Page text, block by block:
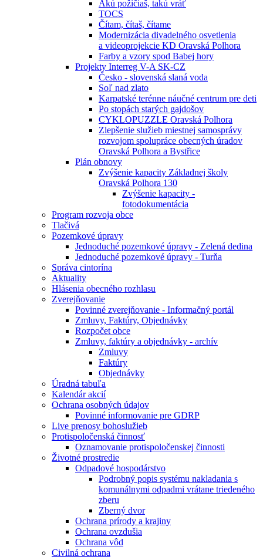
Akú požičiaš, takú vráť
TOCS
Čítam, čítaš, čítame
Modernizácia divadelného osvetlenia
a videoprojekcie KD Oravská Polhora
Farby a vzory spod Babej hory
Projekty Interreg V-A SK-CZ
Česko - slovenská slaná voda
Soľ nad zlato
Karpatské terénne náučné centrum pre deti
Po stopách starých gajdošov
CYKLOPUZZLE Oravská Polhora
Zlepšenie služieb miestnej samosprávy
rozvojom spolupráce obecných úradov
Oravská Polhora a Bystřice
Plán obnovy
Zvýšenie kapacity Základnej školy
Oravská Polhora 130
Zvýšenie kapacity -
fotodokumentácia
Program rozvoja obce
Tlačivá
Pozemkové úpravy
Jednoduché pozemkové úpravy - Zelená dedina
Jednoduché pozemkové úpravy - Turňa
Správa cintorína
Aktuality
Hlásenia obecného rozhlasu
Zverejňovanie
Povinné zverejňovanie - Informačný portál
Zmluvy, Faktúry, Objednávky
Rozpočet obce
Zmluvy, faktúry a objednávky - archív
Zmluvy
Faktúry
Objednávky
Úradná tabuľa
Kalendár akcií
Ochrana osobných údajov
Povinné informovanie pre GDRP
Live prenosy bohoslužieb
Protispoločenská činnosť
Oznamovanie protispoločenskej činnosti
Životné prostredie
Odpadové hospodárstvo
Podrobný popis systému nakladania s
komunálnymi odpadmi vrátane triedeného
zberu
Zberný dvor
Ochrana prírody a krajiny
Ochrana ovzdušia
Ochrana vôd
Civilná ochrana